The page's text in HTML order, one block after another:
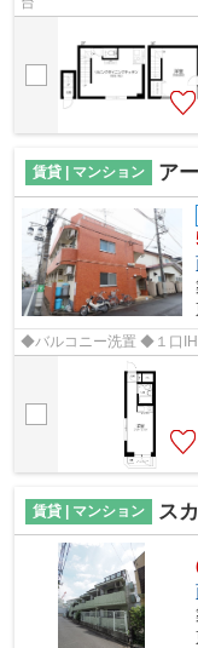
賃貸 | マンション ア
◆バルコニー洗置 ◆１口IH
賃貸 | マンション ス